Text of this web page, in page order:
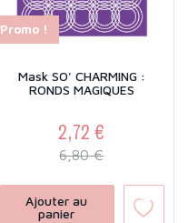
Promo !
Mask SO' CHARMING :
RONDS MAGIQUES
Prix
2,72 €
Prix de base
6,80 €
Ajouter au
panier